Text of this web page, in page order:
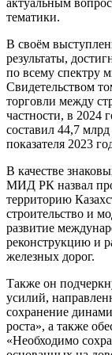
актуальным
тематики.
В своём
результаты,
по всему спектру
Свидетельством
торговли между
частности, в 2024
составил 44,7
показателя 2023
В качестве
МИД РК назвал
территорию
строительство и
развитие
реконструкцию и
железных дорог.
Также он
усилий,
сохранение
роста», а также
«Необходимо